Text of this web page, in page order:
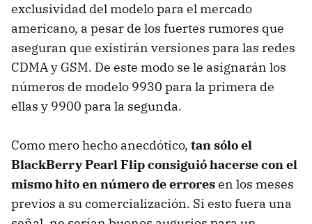
exclusividad del modelo para el mercado
americano, a pesar de los fuertes rumores que
aseguran que existirán versiones para las redes
CDMA y GSM. De este modo se le asignarán los
números de modelo 9930 para la primera de
ellas y 9900 para la segunda.
Como mero hecho anecdótico, tan sólo el
BlackBerry Pearl Flip consiguió hacerse con el
mismo hito en número de erroresen los meses
previos a su comercialización. Si esto fuera una